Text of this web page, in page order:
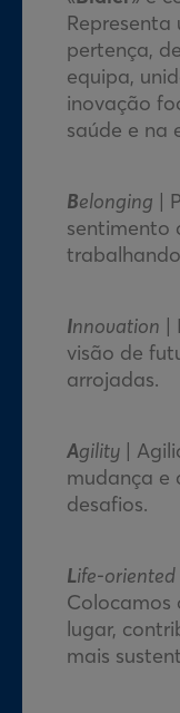
pertença,
equipa,
inovação
saúde e na
Belonging |
sentimento
Innovation |
visão de
arrojadas.
Agility |
mudança e
desafios.
Life-oriented
Colocamos
lugar,
mais